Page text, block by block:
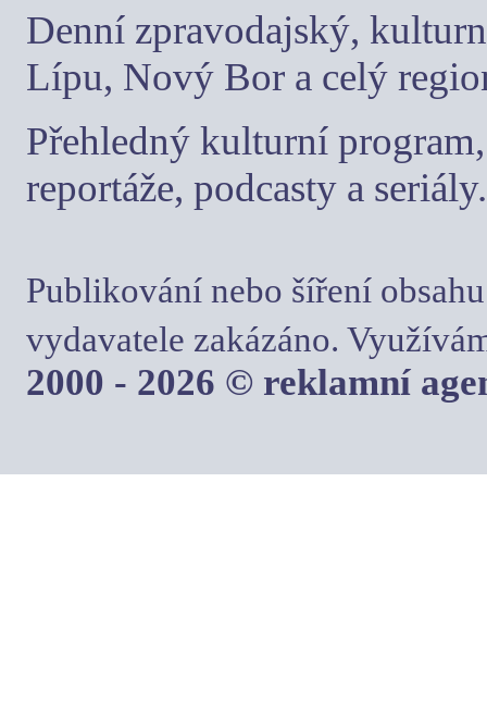
Denní zpravodajský,
Lípu, Nový Bor a celý
Přehledný kulturní
reportáže, podcasty a seriály.
Publikování nebo šíření
vydavatele zakázáno.
2000 - 2026 © reklamní